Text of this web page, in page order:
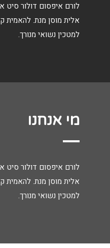
לורם איפסום דולור סיט
אלית מוסן מנת.
למטכין נשואי מנורך.
מי אנחנו
לורם איפסום דולור סיט
אלית מוסן מנת.
למטכין נשואי מנורך.